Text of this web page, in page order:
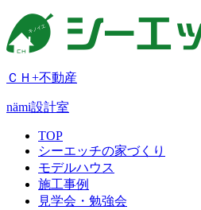
ＣＨ+不動産
nämi設計室
TOP
シーエッチの家づくり
モデルハウス
施工事例
見学会・勉強会